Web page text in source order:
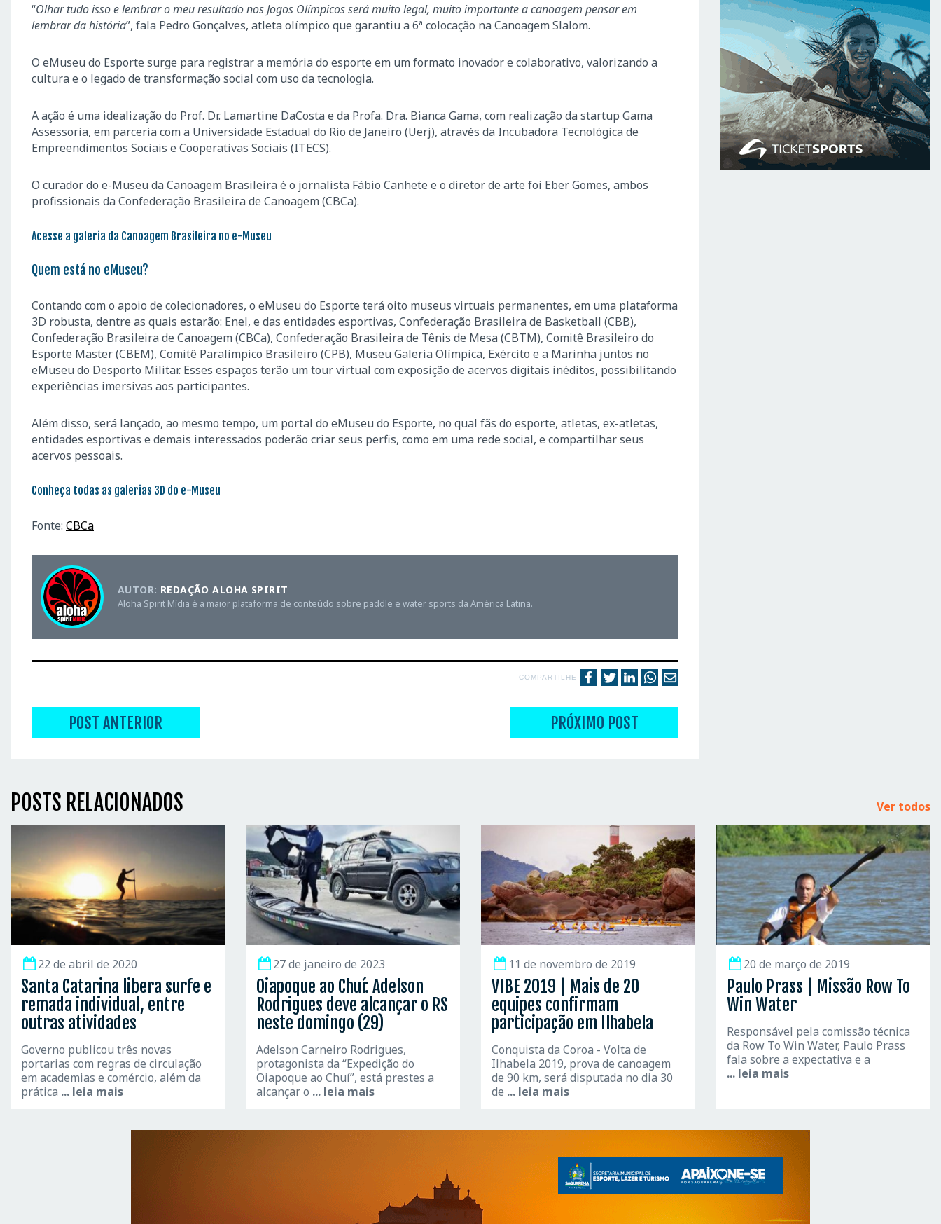
“Olhar tudo isso e lembrar o meu resultado nos Jogos Olímpicos será muito legal, muito importante a canoagem pensar em
lembrar da história”, fala Pedro Gonçalves, atleta olímpico que garantiu a 6ª colocação na Canoagem Slalom.
O eMuseu do Esporte surge para registrar a memória do esporte em um formato inovador e colaborativo, valorizando a
cultura e o legado de transformação social com uso da tecnologia.
A ação é uma idealização do Prof. Dr. Lamartine DaCosta e da Profa. Dra. Bianca Gama, com realização da startup Gama
Assessoria, em parceria com a Universidade Estadual do Rio de Janeiro (Uerj), através da Incubadora Tecnológica de
Empreendimentos Sociais e Cooperativas Sociais (ITECS).
O curador do e-Museu da Canoagem Brasileira é o jornalista Fábio Canhete e o diretor de arte foi Eber Gomes, ambos
profissionais da Confederação Brasileira de Canoagem (CBCa).
Acesse a galeria da Canoagem Brasileira no e-Museu
Quem está no eMuseu?
Contando com o apoio de colecionadores, o eMuseu do Esporte terá oito museus virtuais permanentes, em uma plataforma
3D robusta, dentre as quais estarão: Enel, e das entidades esportivas, Confederação Brasileira de Basketball (CBB),
Confederação Brasileira de Canoagem (CBCa), Confederação Brasileira de Tênis de Mesa (CBTM), Comitê Brasileiro do
Esporte Master (CBEM), Comitê Paralímpico Brasileiro (CPB), Museu Galeria Olímpica, Exército e a Marinha juntos no
eMuseu do Desporto Militar. Esses espaços terão um tour virtual com exposição de acervos digitais inéditos, possibilitando
experiências imersivas aos participantes.
Além disso, será lançado, ao mesmo tempo, um portal do eMuseu do Esporte, no qual fãs do esporte, atletas, ex-atletas,
entidades esportivas e demais interessados poderão criar seus perfis, como em uma rede social, e compartilhar seus
acervos pessoais.
Conheça todas as galerias 3D do e-Museu
Fonte: CBCa
AUTOR: REDAÇÃO ALOHA SPIRIT
Aloha Spirit Mídia é a maior plataforma de conteúdo sobre paddle e water sports da América Latina.
COMPARTILHE
POST ANTERIOR PRÓXIMO POST
POSTS RELACIONADOS Ver todos
22 de abril de 2020
Santa Catarina libera surfe e
remada individual, entre
outras atividades
Governo publicou três novas
portarias com regras de circulação
em academias e comércio, além da
prática ... leia mais
27 de janeiro de 2023
Oiapoque ao Chuí: Adelson
Rodrigues deve alcançar o RS
neste domingo (29)
Adelson Carneiro Rodrigues,
protagonista da “Expedição do
Oiapoque ao Chuí”, está prestes a
alcançar o ... leia mais
11 de novembro de 2019
VIBE 2019 | Mais de 20
equipes confirmam
participação em Ilhabela
Conquista da Coroa - Volta de
Ilhabela 2019, prova de canoagem
de 90 km, será disputada no dia 30
de ... leia mais
20 de março de 2019
Paulo Prass | Missão Row To
Win Water
Responsável pela comissão técnica
da Row To Win Water, Paulo Prass
fala sobre a expectativa e a
... leia mais